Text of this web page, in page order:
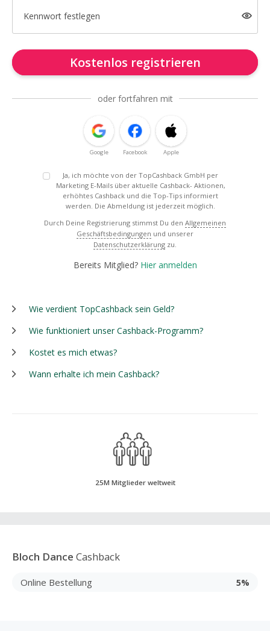
Kennwort festlegen
Kostenlos registrieren
oder fortfahren mit
Google Facebook Apple
Ja, ich möchte von der TopCashback GmbH per
Marketing E-Mails über aktuelle Cashback- Aktionen,
erhöhtes Cashback und die Top-Tips informiert
werden. Die Abmeldung ist jederzeit möglich.
Durch Deine Registrierung stimmst Du den Allgemeinen
Geschäftsbedingungen und unserer
Datenschutzerklärung zu.
Bereits Mitglied? Hier anmelden
Wie verdient TopCashback sein Geld?
Wie funktioniert unser Cashback-Programm?
Kostet es mich etwas?
Wann erhalte ich mein Cashback?
25M Mitglieder weltweit
Bloch Dance Cashback
Online Bestellung 5%